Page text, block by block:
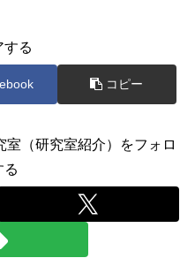
する
コピー
（研究室紹介）をフォロ
る